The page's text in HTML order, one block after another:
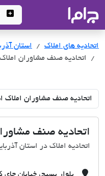
- سامانه
اتحادیه های املاک اتحادیه
استان
اتحادیه صنف مشاوران
اتحادیه صنف
اتحادیه املاک در استان